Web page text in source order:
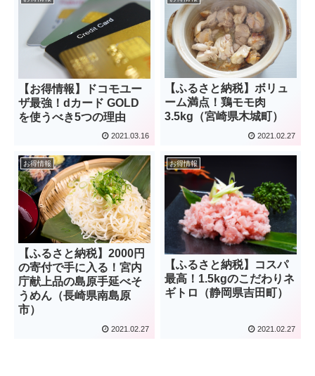
【お得情報】ドコモユー
ザ最強！dカード GOLD
を使うべき5つの理由
2021.03.16
【ふるさと納税】ボリュ
ーム満点！鶏モモ肉
3.5kg（宮崎県木城町）
2021.02.27
お得情報
【ふるさと納税】2000円
の寄付で手に入る！宮内
庁献上品の島原手延べそ
うめん（長崎県南島原
市）
2021.02.27
お得情報
【ふるさと納税】コスパ
最高！1.5kgのこだわりネ
ギトロ（静岡県吉田町）
2021.02.27